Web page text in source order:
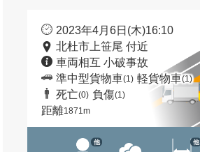
2023年4月6日(木)16:10
北杜市上笹尾 付近
車両相互 小破事故
準中型貨物車(1) 軽貨物車(1)
死亡(0) 負傷(1)
距離1871m
他 他